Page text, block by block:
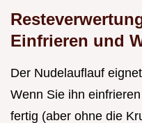
Einfrieren und
Der Nudelauflauf
Wenn Sie ihn
fertig (aber ohne die